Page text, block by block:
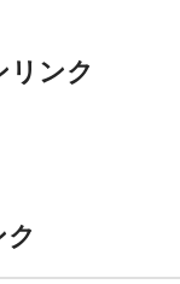
ンク